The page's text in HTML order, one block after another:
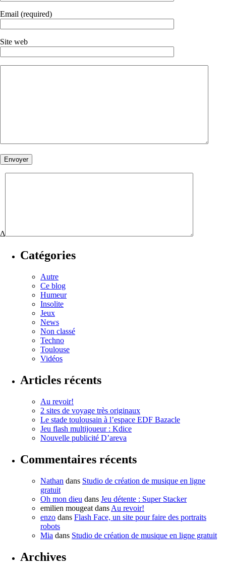
Email (required)
Site web
Δ
Catégories
Autre
Ce blog
Humeur
Insolite
Jeux
News
Non classé
Techno
Toulouse
Vidéos
Articles récents
Au revoir!
2 sites de voyage très originaux
Le stade toulousain à l’espace EDF Bazacle
Jeu flash multijoueur : Kdice
Nouvelle publicité D’areva
Commentaires récents
Nathan dans Studio de création de musique en ligne
gratuit
Oh mon dieu dans Jeu détente : Super Stacker
emilien mougeat dans Au revoir!
enzo dans Flash Face, un site pour faire des portraits
robots
Mia dans Studio de création de musique en ligne gratuit
Archives